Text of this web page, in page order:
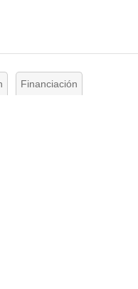
Financiación